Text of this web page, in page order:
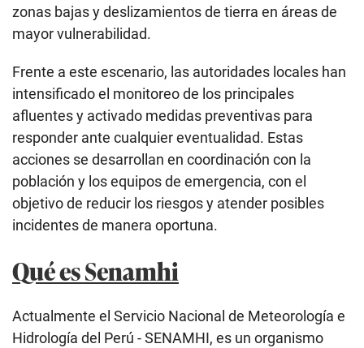
zonas bajas y deslizamientos de tierra en áreas de
mayor vulnerabilidad.
Frente a este escenario, las autoridades locales han
intensificado el monitoreo de los principales
afluentes y activado medidas preventivas para
responder ante cualquier eventualidad. Estas
acciones se desarrollan en coordinación con la
población y los equipos de emergencia, con el
objetivo de reducir los riesgos y atender posibles
incidentes de manera oportuna.
Qué es Senamhi
Actualmente el Servicio Nacional de Meteorología e
Hidrología del Perú - SENAMHI, es un organismo